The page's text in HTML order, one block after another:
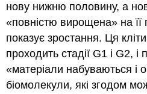
нову нижню половину, а
«повністю вирощена» на її
показує зростання. Ця
проходить стадії G1 і G2, і
«матеріали набуваються і
біомолекули, які згодом